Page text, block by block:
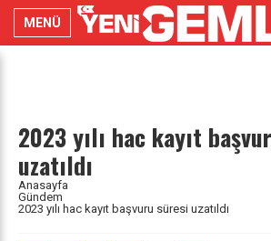
MENÜ
2023 yılı hac kayıt
uzatıldı
Anasayfa
Gündem
2023 yılı hac kayıt başvuru süresi uzatıldı